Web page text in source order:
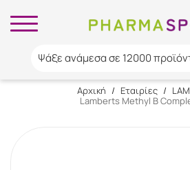
Ψάξε ανάμεσα σε 12000
Αρχική / Εταιρίες /
Lamberts Methyl B